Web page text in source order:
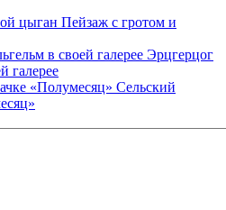
Пейзаж с гротом и
Эрцгерцог
галерее
Сельский